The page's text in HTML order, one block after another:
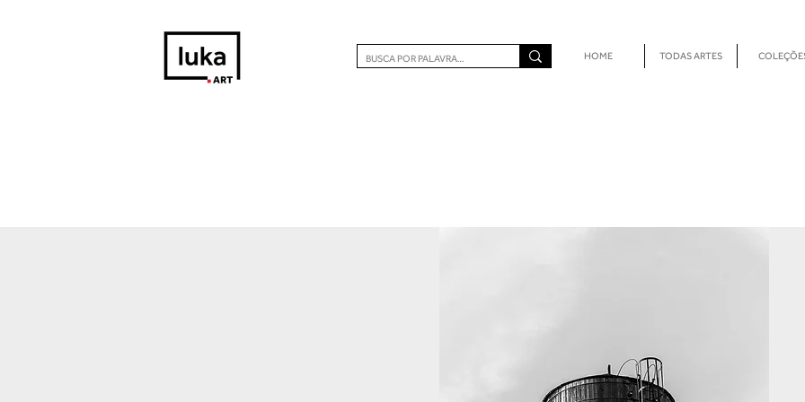
HOME TODAS ARTES